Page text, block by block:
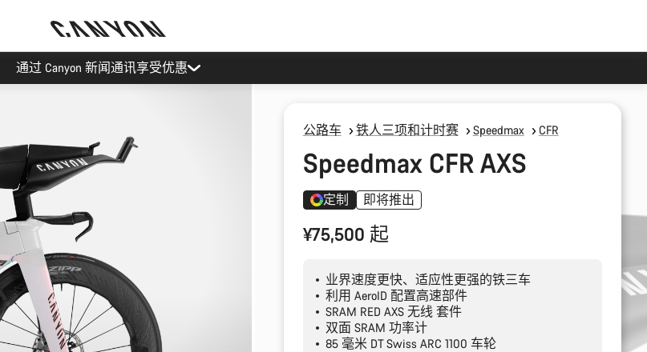
通过 Canyon 新闻通讯享受优惠
公路车 铁人三项和计时赛 Speedmax CFR
Speedmax CFR AXS
定制 即将推出
¥75,500 起
业界速度更快、适应性更强的铁三车
利用 AeroID 配置高速部件
SRAM RED AXS 无线 套件
双面 SRAM 功率计
85 毫米 DT Swiss ARC 1100 车轮